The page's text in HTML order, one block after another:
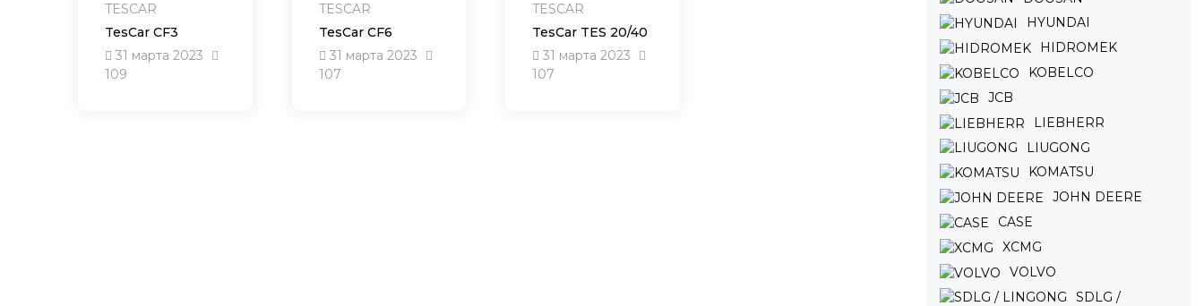
TESCAR
TesCar CF3
31 марта 2023
109
TESCAR
TesСar CF6
31 марта 2023
107
TESCAR
TesCar TES 20/40
31 марта 2023
107
HYUNDAI
HIDROMEK
KOBELCO
JCB
LIEBHERR
LIUGONG
KOMATSU
JOHN DEERE
CASE
XCMG
VOLVO
SDLG /